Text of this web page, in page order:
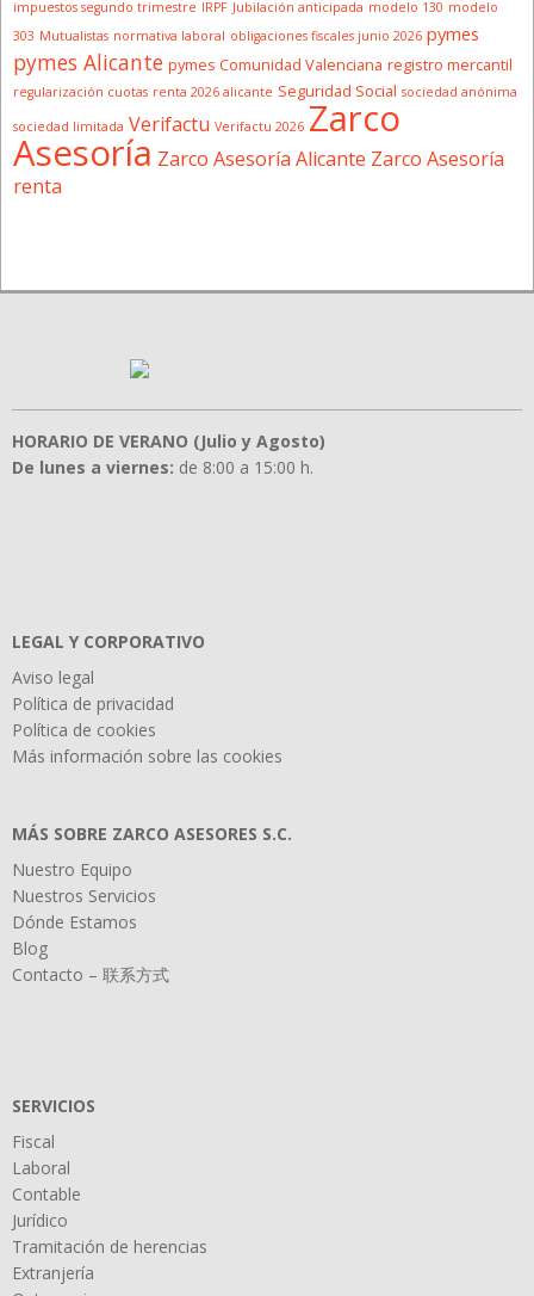
impuestos segundo trimestre IRPF Jubilación anticipada modelo 130 modelo
303 Mutualistas normativa laboral obligaciones fiscales junio 2026 pymes
pymes Alicante pymes Comunidad Valenciana registro mercantil
regularización cuotas renta 2026 alicante Seguridad Social sociedad anónima
sociedad limitada Verifactu Verifactu 2026 Zarco
Asesoría Zarco Asesoría Alicante Zarco Asesoría
renta
HORARIO DE VERANO (Julio y Agosto)
De lunes a viernes: de 8:00 a 15:00 h.
LEGAL Y CORPORATIVO
Aviso legal
Política de privacidad
Política de cookies
Más información sobre las cookies
MÁS SOBRE ZARCO ASESORES S.C.
Nuestro Equipo
Nuestros Servicios
Dónde Estamos
Blog
Contacto – 联系方式
SERVICIOS
Fiscal
Laboral
Contable
Jurídico
Tramitación de herencias
Extranjería